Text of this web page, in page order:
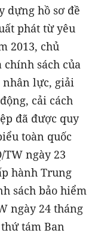
dựng hồ sơ đề
phát từ yêu
2013, chủ
sách của
lực, giải
cải cách
đã được quy
toàn quốc
ngày 23
hành Trung
sách bảo hiểm
ngày 24 tháng
tám Ban